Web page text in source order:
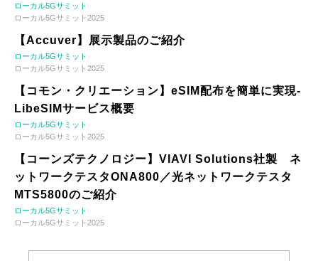
ローカル5Gサミット
ローカル5Gサミット2025
【Accuver】展示製品のご紹介
ローカル5Gサミット
ローカル5Gサミット2025
【コモン・クリエーション】eSIM配布を簡単に実現-
LibeSIMサービス概要
ローカル5Gサミット
ローカル5Gサミット2025
【コーンズテクノロジー】VIAVI Solutions社製 ネ
ットワークテスタONA800／光ネットワークテスタ
MTS5800のご紹介
ローカル5Gサミット
ローカル5Gサミット2025